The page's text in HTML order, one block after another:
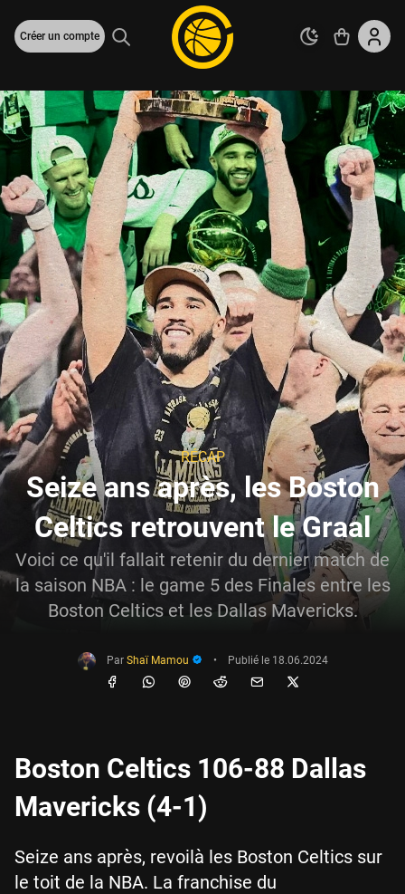
Créer un compte
RÉCAP
Seize ans après, les Boston
Celtics retrouvent le Graal
Voici ce qu'il fallait retenir du dernier match de
la saison NBA : le game 5 des Finales entre les
Boston Celtics et les Dallas Mavericks.
Par Shaï Mamou • Publié le 18.06.2024
Boston Celtics 106-88 Dallas
Mavericks (4-1)
Seize ans après, revoilà les Boston Celtics sur
le toit de la NBA. La franchise du